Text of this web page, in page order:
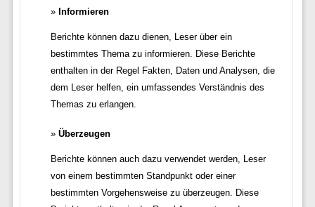
Informieren
Berichte können dazu dienen, Leser über ein
bestimmtes Thema zu informieren. Diese Berichte
enthalten in der Regel Fakten, Daten und Analysen, die
dem Leser helfen, ein umfassendes Verständnis des
Themas zu erlangen.
Überzeugen
Berichte können auch dazu verwendet werden, Leser
von einem bestimmten Standpunkt oder einer
bestimmten Vorgehensweise zu überzeugen. Diese